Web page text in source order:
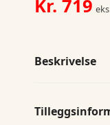
Kr. 719
Beskrivelse